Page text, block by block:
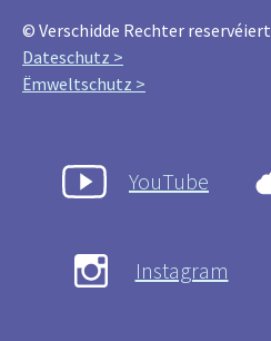
© Verschidde Rechter reservéiert
Dateschutz >
Ëmweltschutz >
YouTube
Instagram